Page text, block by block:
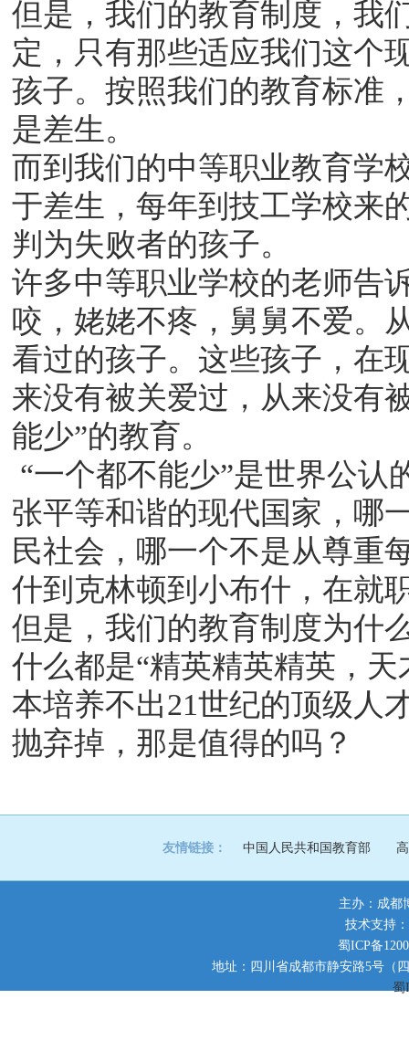
但是，我们的教育制度，我
定，只有那些适应我们这个
孩子。按照我们的教育标准
是差生。
而到我们的中等职业教育学
于差生，每年到技工学校来
判为失败者的孩子。
许多中等职业学校的老师告
咬，姥姥不疼，舅舅不爱。
看过的孩子。这些孩子，在
来没有被关爱过，从来没有
能少”的教育。
“一个都不能少”是世界公
张平等和谐的现代国家，哪
民社会，哪一个不是从尊重
什到克林顿到小布什，在就
但是，我们的教育制度为什
什么都是“精英精英精英，
本培养不出21世纪的顶级人
抛弃掉，那是值得的吗？
友情链接： 中国人民共和国教育部
主办：成都
技术支持
蜀ICP备
地址：四川省成都市静安路5号（
蜀